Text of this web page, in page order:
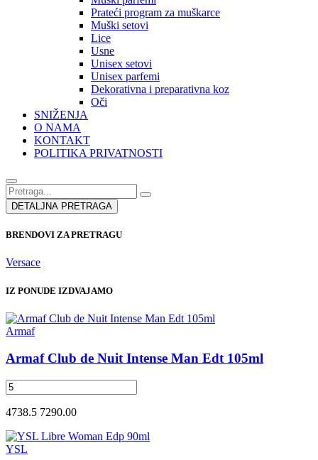
Prateći program za muškarce
Muški setovi
Lice
Usne
Unisex setovi
Unisex parfemi
Dekorativna i preparativna koz
Oči
SNIŽENJA
O NAMA
KONTAKT
POLITIKA PRIVATNOSTI
DETALJNA PRETRAGA
BRENDOVI ZA PRETRAGU
Versace
IZ PONUDE IZDVAJAMO
Armaf
Armaf Club de Nuit Intense Man Edt 105ml
4738.5 7290.00
YSL